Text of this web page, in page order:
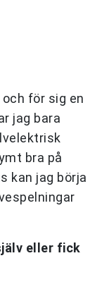
för sig en
jag bara
bra på
kan jag börja
eller fick